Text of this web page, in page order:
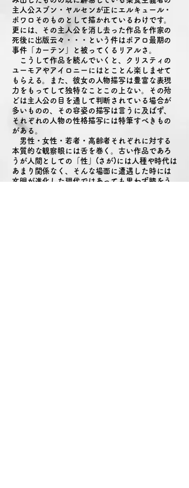
主人公スブン・ヤルセンが正にエルキュール・
ポワロそのものとして描かれているわけです。
更には、その主人公を消し去った作品を作家の
死後に出版云々・・・という件はポアロ最期の
事件「カーテン」と被ってくるリアルさ。
こうして作品を読んでいくと、クリスティの
ユーモアやアイロニーにはとことん楽しませて
もらえる。また、彼女の人物描写は豊富な表現
力をもってして独特なことこの上ない。
その殆
どは主人公の目を通して判断されている場合が
多いものの、その容姿の描写 は言うに及ばず、
それぞれの人物の性格描写には特筆すべきもの
がある。
男性・女性・若者・高齢者それぞれに対する
本質的な観察眼には舌を巻く。古い作品であろ
うが人間としての「性」(さが)には人種や時代は
あまり関係なく、そんな場面に遭遇した時には
文明が進化した現代ではあっても思わず膝をう